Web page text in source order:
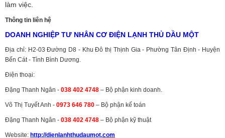
làm việc.
Thông tin liên hệ
DOANH NGHIỆP TƯ NHÂN CƠ ĐIỆN LẠNH THỦ DẦU MỘT
Địa chỉ: H2-03 Đường D8 - Khu Đô thị Thịnh Gia - Phường Tân Định - Huyện
Bến Cát - Tỉnh Bình Dương.
Điện thoại:
Đặng Thanh Ngân - 038 402 4748 – Bộ phận kinh doanh.
Võ Thị Tuyết Anh - 0973 646 780 – Bộ phận kế toán
Đặng Thanh Ngân - 038 402 4748 – Bộ phận kỹ thuật
Website: http://dienlanhthudaumot.com